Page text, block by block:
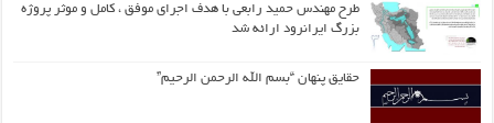
طرح مهندس حمید رابعی با هدف اجرای موفق ، کامل و موثر پروژه
بزرگ ایرانرود ارائه شد
حقایق پنهان “بسم الله الرحمن الرحیم”